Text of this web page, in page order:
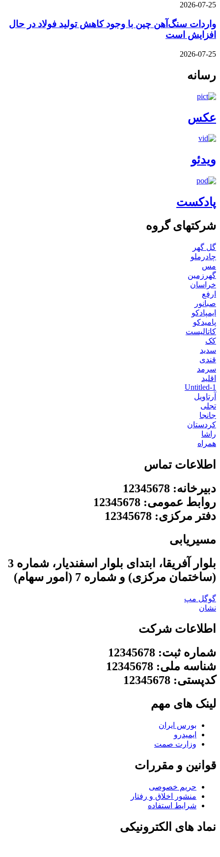
2026-07-25
واردات سنگ‌آهن چین با وجود کاهش تولید فولاد در حال
افزایش است
2026-07-25
رسانه
عکس
ویدئو
پادکست
شرکتهای گروه
گل گهر
چادرملو
مس
گهرزمین
خراسان
ارفع
صبانور
ایمپادکو
پامیدکو
کاتالیست
کک
سدید
قندی
سرمد
اقلید
Untitled-1
آرتاویل
تجلی
جانجا
کردستان
راشا
همراه
اطلاعات تماس
دبیرخانه: 12345678
روابط عمومی: 12345678
دفتر مرکزی: 12345678
مسیریابی
بلوار آفریقا، ابتدای بلوار اسفندیار، شماره 3
(ساختمان مرکزی) و شماره 7 (امور سهام)
گوگل مپ
نشان
اطلاعات شرکت
شماره ثبت: 12345678
شناسه ملی: 12345678
کدپستی: 12345678
لینک های مهم
بورس ایران
ایمیدرو
وزارت صمت
قوانین و مقررات
حریم خصوصی
منشور اخلاق و رفتار
شرایط استفاده
نماد های الکترونیکی